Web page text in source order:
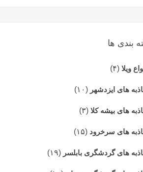
بندی ها
ویلا (۴)
های ایزدشهر (۱۰)
های بیشه کلا (۳)
های سرخرود (۱۵)
های گردشگری بابلسر (۱۹)